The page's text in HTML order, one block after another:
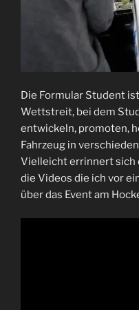
Die Formular Student
Wettstreit, bei dem
entwickeln, promoten,
Fahrzeug in
Vielleicht errinnert sich
die Videos die ich vor
über das Event am